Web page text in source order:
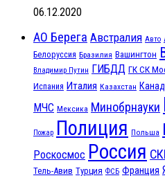
06.12.2020
АО Берега Австралия Авто
Белоруссия Бразилия Вашингтон
Владимир Путин ГИБДД ГК СК
Испания Италия Казахстан
МЧС Мексика Минобрнауки
Пожар Полиция Польша
Роскосмос Россия
Тель-Авив Турция ФСБ Франция